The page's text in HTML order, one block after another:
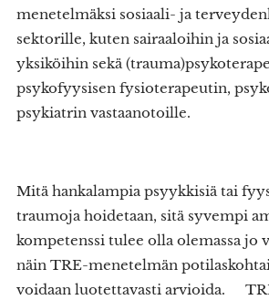
menetelmäksi sosiaali- ja
sektorille, kuten sairaaloihin ja
yksiköihin sekä
psykofyysisen fysioterapeutin,
psykiatrin vastaanotoille.
Mitä hankalampia psyykkisiä tai
traumoja hoidetaan, sitä syvempi
kompetenssi tulee olla olemassa jo
näin TRE-menetelmän
voidaan luotettavasti arvioida.